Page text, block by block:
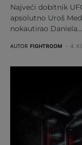
Najveći dobitnik
apsolutno Uroš
nokautirao Daniela…
AUTOR FIGHTROOM 4.